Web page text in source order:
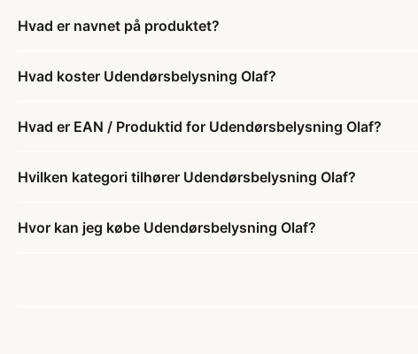
Hvad er navnet på produktet?
Hvad koster Udendørsbelysning Olaf?
Hvad er EAN / Produktid for Udendørsbelysning Olaf?
Hvilken kategori tilhører Udendørsbelysning Olaf?
Hvor kan jeg købe Udendørsbelysning Olaf?